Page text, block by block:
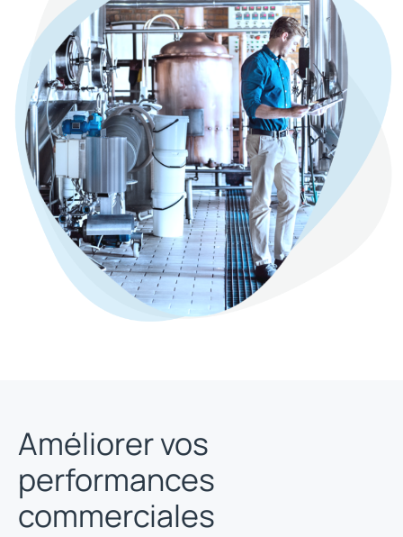
Améliorer vos
performances
commerciales